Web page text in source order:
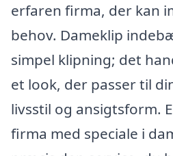
erfaren firma, der kan
behov. Dameklip
simpel klipning; det
et look, der passer til
livsstil og ansigtsform.
firma med speciale i